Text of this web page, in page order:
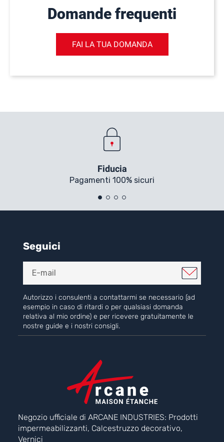
Domande frequenti
FAI LA TUA DOMANDA
Fiducia
Pagamenti 100% sicuri
Seguici
Autorizzo i consulenti a contattarmi se necessario (ad
esempio in caso di ritardi o per qualsiasi domanda
relativa al mio ordine) e per ricevere gratuitamente le
nostre guide e i nostri consigli.
Negozio ufficiale di ARCANE INDUSTRIES: Prodotti
impermeabilizzanti, Calcestruzzo decorativo,
Vernici